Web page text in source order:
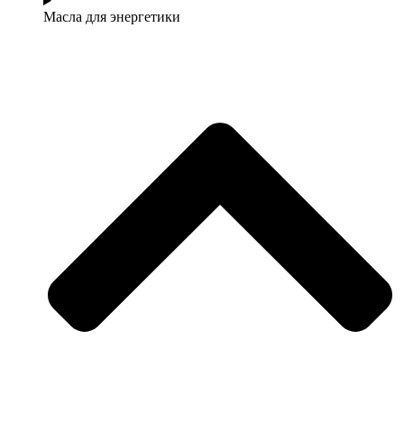
Масла для энергетики